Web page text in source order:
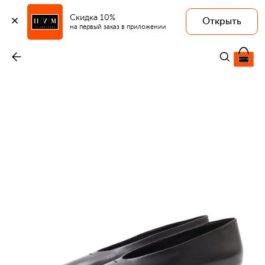
Скидка 10%
на первый заказ в приложении
Открыть
82 250 ₽